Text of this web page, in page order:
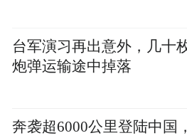
台军演习再出意外，几十
炮弹运输途中掉落
奔袭超6000公里登陆中国，